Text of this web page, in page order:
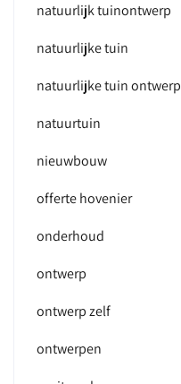
natuurlijk tuinontwerp
natuurlijke tuin
natuurlijke tuin ontwerp
natuurtuin
nieuwbouw
offerte hovenier
onderhoud
ontwerp
ontwerp zelf
ontwerpen